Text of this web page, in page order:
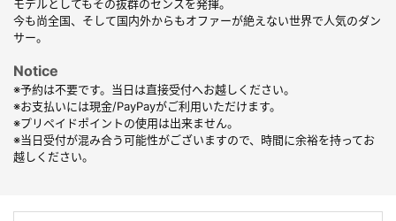
モデルとしてもその抜群のセンスを発揮。
今も尚全国、そして国内外からもオファーが絶えない世界で人気のダン
サー。
Notice
※予約は不要です。当日は直接受付へお越しください。
※お支払いには現金/PayPayがご利用いただけます。
※プリペイドポイントの使用は出来ません。
※当日受付が混み合う可能性がございますので、時間に余裕を持ってお
越しください。